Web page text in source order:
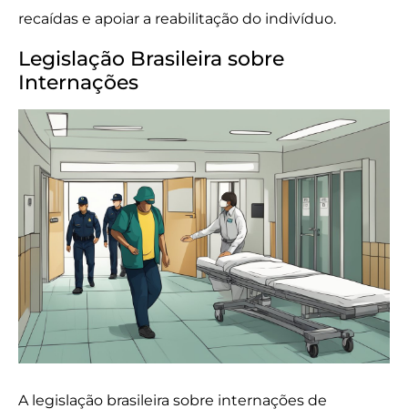
recaídas e apoiar a reabilitação do indivíduo.
Legislação Brasileira sobre
Internações
A legislação brasileira sobre internações de